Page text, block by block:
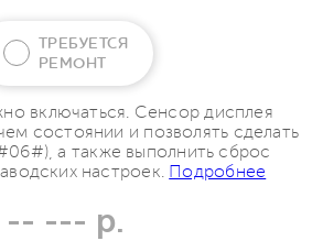
ТРЕБУЕТСЯ
РЕМОНТ
включаться. Сенсор дисплея
состоянии и позволять сделать
а также выполнить сброс
настроек. Подробнее
-- --- р.